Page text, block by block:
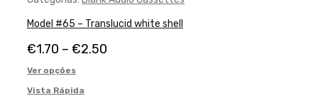
Model #65 – Translucid white shell
€1.70 – €2.50
Ver opções
Vista Rápida